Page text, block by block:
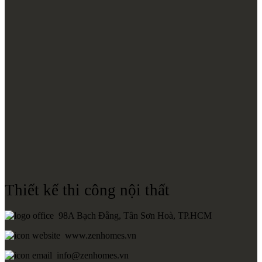
Thiết kế thi công nội thất
98A Bạch Đằng, Tân Sơn Hoà, TP.HCM
www.zenhomes.vn
info@zenhomes.vn